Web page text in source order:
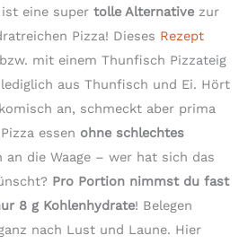
eine super tolle Alternative zur
Pizza! Dieses Rezept
mit einem Thunfisch Pizzateig
aus Thunfisch und Ei. Hört
an, schmeckt aber prima
essen ohne schlechtes
an die Waage – wer hat sich das
Pro Portion nimmst du fast
8 g Kohlenhydrate! Belegen
nach Lust und Laune. Hier